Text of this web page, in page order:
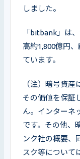
しました。
「bitbank」は
高約1,800億円
ています。
（注）暗号資
その価値を保証
ん。インターネ
です。その他、
ンク社の概要、
スク等について